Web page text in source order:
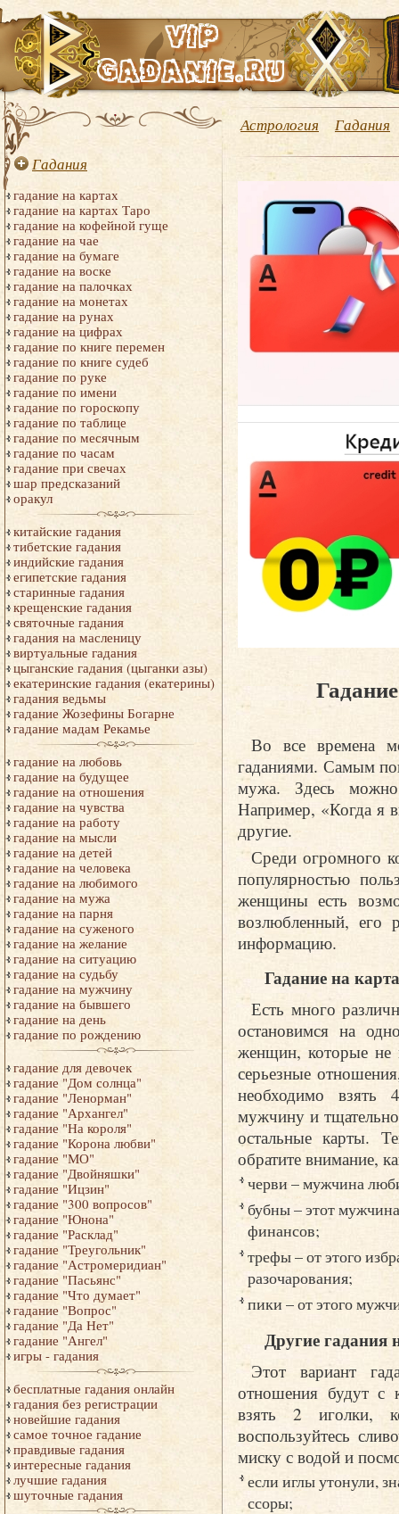
Гадания
гадание на картах
гадание на картах Таро
гадание на кофейной гуще
гадание на чае
гадание на бумаге
гадание на воске
гадание на палочках
гадание на монетах
гадание на рунах
гадание на цифрах
гадание по книге перемен
гадание по книге судеб
гадание по руке
гадание по имени
гадание по гороскопу
гадание по таблице
гадание по месячным
гадание по часам
гадание при свечах
шар предсказаний
оракул
китайские гадания
тибетские гадания
индийские гадания
египетские гадания
старинные гадания
крещенские гадания
святочные гадания
гадания на масленицу
виртуальные гадания
цыганские гадания (цыганки азы)
екатеринские гадания (екатерины)
гадания ведьмы
гадание Жозефины Богарне
гадание мадам Рекамье
гадание на любовь
гадание на будущее
гадание на отношения
гадание на чувства
гадание на работу
гадание на мысли
гадание на детей
гадание на человека
гадание на любимого
гадание на мужа
гадание на парня
гадание на суженого
гадание на желание
гадание на ситуацию
гадание на судьбу
гадание на мужчину
гадание на бывшего
гадание на день
гадание по рождению
гадание для девочек
гадание "Дом солнца"
гадание "Ленорман"
гадание "Архангел"
гадание "На короля"
гадание "Корона любви"
гадание "МО"
гадание "Двойняшки"
гадание "Ицзин"
гадание "300 вопросов"
гадание "Юнона"
гадание "Расклад"
гадание "Треугольник"
гадание "Астромеридиан"
гадание "Пасьянс"
гадание "Что думает"
гадание "Вопрос"
гадание "Да Нет"
гадание "Ангел"
игры - гадания
бесплатные гадания онлайн
гадания без регистрации
новейшие гадания
самое точное гадание
правдивые гадания
интересные гадания
лучшие гадания
шуточные гадания
Астрология Гадания
Во все времена
гаданиями. Самым
мужа. Здесь
Например, «Когда я
другие.
Среди огромного
популярностью
женщины есть
возлюбленный, его
информацию.
Гадание на
Есть много
остановимся на
женщин, которые не
серьезные
необходимо взять
мужчину и
остальные карты.
обратите внимание,
черви – мужчина
бубны – этот
финансов;
трефы – от этого
разочарования;
пики – от этого
Другие гадания
Этот вариант
отношения будут с
взять 2 иголки,
воспользуйтесь
миску с водой и
если иглы утонули,
ссоры;